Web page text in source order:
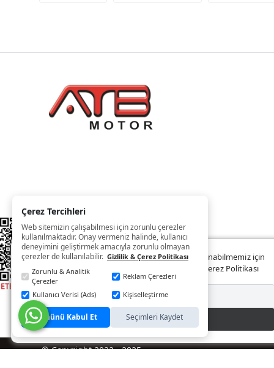
Web sitemizde size daha iyi ve kaliteli hizmet sunabilmemiz için
çerezler kullanılmaktadır. Detaylar:
Gizlilik ve Çerez Politikası
Reddet
Kabul Et
© Copyright 2022 - 2025
Çerez Tercihleri
Web sitemizin çalışabilmesi için zorunlu çerezler
kullanılmaktadır. Onay vermeniz halinde, kullanıcı
deneyimini geliştirmek amacıyla zorunlu olmayan
çerezler de kullanılabilir. Gizlilik & Çerez Politikası
Zorunlu & Analitik
Çerezler
Reklam Çerezleri
Kullanıcı Verisi (Ads)
Kişiselleştirme
Tümünü Kabul Et Seçimleri Kaydet